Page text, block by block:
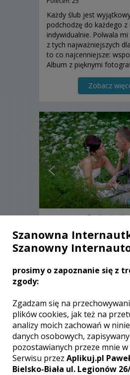
Każdy ślub jest
podchodzę do każdego z
indywidualnie. Polwala
z tych najważniejszych
to co najcenniejsze:
Album z pięknymi
wspomnienia zachować...
Zobacz
Tomasz i Agnieszka
Lubelskie
Ocena:5,00 / 5
ważną pamiątką,
minionych lat. To
nas, ale także dla
Bo przecież sami nie raz
stare fotografie naszych
dziadków, pradziadków...
historii pozostawionej na
Zobacz
Szanowna
Szanowny
prosimy o zapoznanie się z
zgody:
Zgadzam się na
plików cookies, jak też na
analizy moich zachowań w
danych osobowych,
pozostawianych przeze mnie
Serwisu przez Aplikuj.pl
Bielsko-Biała ul. Legionów